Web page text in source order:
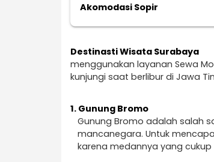
Akomodasi Sopir
Destinasti Wisata Surabaya
menggunakan layanan Sewa
kunjungi saat berlibur di Jawa
1. Gunung Bromo
Gunung Bromo adalah salah
mancanegara. Untuk
karena medannya yang